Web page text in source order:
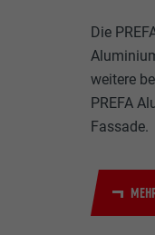
Die
weitere
PREFA
Fassade.